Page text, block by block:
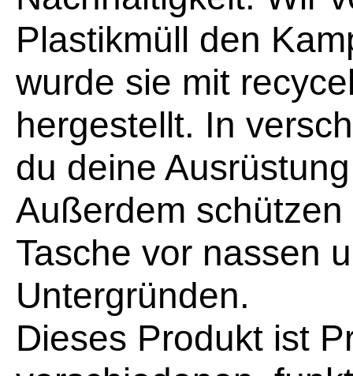
Plastikmüll den
wurde sie mit
hergestellt. In
du deine
Außerdem
Tasche vor nassen
Untergründen.
Dieses Produkt ist